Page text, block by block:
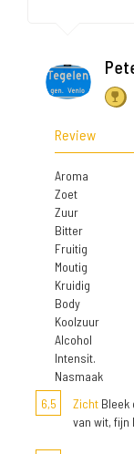
Review
Aroma
Zoet
Zuur
Bitter
Fruitig
Moutig
Kruidig
Body
Koolzuur
Alcohol
Intensit.
Nasmaak
6,5
Zicht Bleek
van wit, fijn